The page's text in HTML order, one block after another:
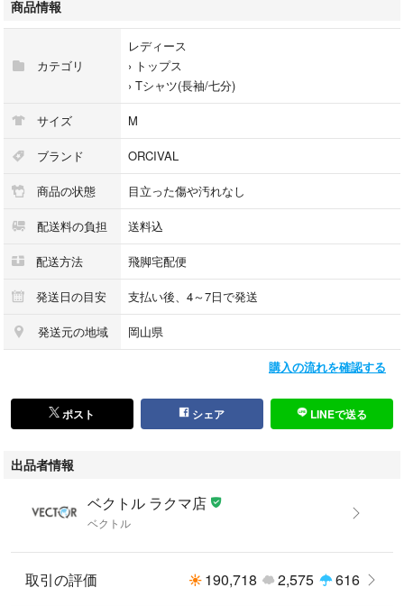
い。
【備考】※こちらの商品は実店舗で保管しておりませんので、店頭でご覧
いただくことができません。また、ご質問をいただいた際、返答にお時間
をいただきますがあらかじめご了承ください。
商品のお問い合わせの回答を休止しております。＊各商品ページの商品詳
細等をご確認の上ご購入ください。
★本商品は一点物です
他サイトや店舗にて販売している商品です。多少のお時間差にて欠品にな
ることもございます。予めご了承頂ますようお願い致します。
す。
商品情報
カテゴリ
レディース
› トップス
› Tシャツ(長袖/七分)
サイズ M
ブランド ORCIVAL
商品の状態 目立った傷や汚れなし
配送料の負担 送料込
配送方法 飛脚宅配便
発送日の目安 支払い後、4～7日で発送
発送元の地域 岡山県
購入の流れを確認する
ポスト シェア LINEで送る
出品者情報
ベクトル ラクマ店
ベクトル
取引の評価 190,718 2,575 616